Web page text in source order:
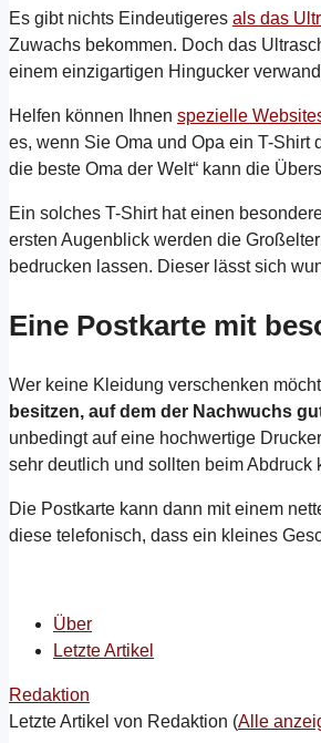
Es gibt nichts Eindeutigeres als das
Zuwachs bekommen. Doch das
einem einzigartigen Hingucker
Helfen können Ihnen spezielle
es, wenn Sie Oma und Opa ein T-Shirt
die beste Oma der Welt“ kann die
Ein solches T-Shirt hat einen
ersten Augenblick werden die
bedrucken lassen. Dieser lässt sich
Eine Postkarte mit
Wer keine Kleidung verschenken
besitzen, auf dem der Nachwuchs
unbedingt auf eine hochwertige
sehr deutlich und sollten beim
Die Postkarte kann dann mit einem
diese telefonisch, dass ein kleines
Über
Letzte Artikel
Redaktion
Letzte Artikel von Redaktion (Alle